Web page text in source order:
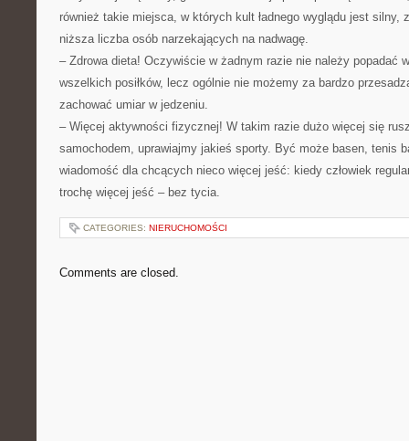
również takie miejsca, w których kult ładnego wyglądu jest silny,
niższa liczba osób narzekających na nadwagę.
– Zdrowa dieta! Oczywiście w żadnym razie nie należy popadać
wszelkich posiłków, lecz ogólnie nie możemy za bardzo
zachować umiar w jedzeniu.
– Więcej aktywności fizycznej! W takim razie dużo więcej się
samochodem, uprawiajmy jakieś sporty. Być może basen, tenis
wiadomość dla chcących nieco więcej jeść: kiedy człowiek
trochę więcej jeść – bez tycia.
CATEGORIES: NIERUCHOMOŚCI
Comments are closed.